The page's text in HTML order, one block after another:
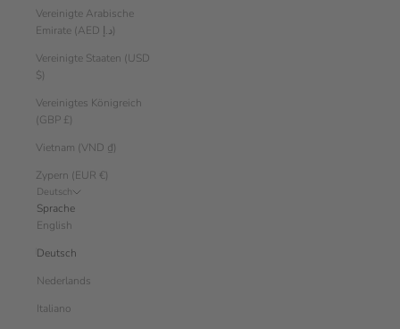
Vereinigte Arabische
Emirate (AED د.إ)
Vereinigte Staaten (USD
$)
Vereinigtes Königreich
(GBP £)
Vietnam (VND ₫)
Zypern (EUR €)
Deutsch
Sprache
English
Deutsch
Nederlands
Italiano